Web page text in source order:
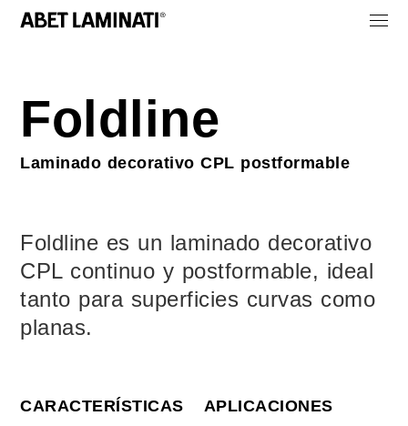
Foldline
Laminado decorativo CPL postformable
Foldline es un laminado decorativo
CPL continuo y postformable, ideal
tanto para superficies curvas como
planas.
CARACTERÍSTICAS APLICACIONES